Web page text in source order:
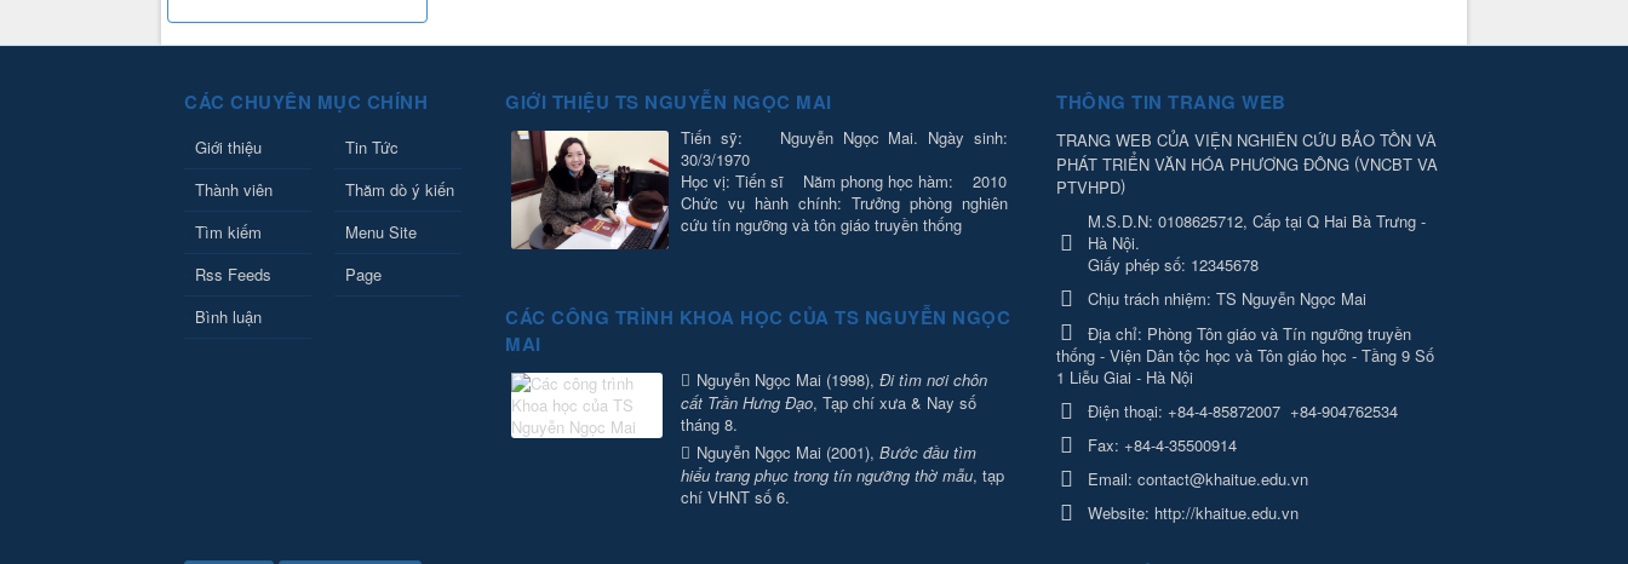
CÁC CHUYÊN MỤC CHÍNH
Giới thiệu
Tin Tức
Thành viên
Thăm dò ý kiến
Tìm kiếm
Menu Site
Rss Feeds
Page
Bình luận
GIỚI THIỆU TS NGUYỄN NGỌC MAI
Tiến sỹ: Nguyễn Ngọc Mai. Ngày sinh:
30/3/1970
Học vị: Tiến sĩ Năm phong học hàm: 2010
Chức vụ hành chính: Trưởng phòng nghiên
cứu tín ngưỡng và tôn giáo truyền thống
CÁC CÔNG TRÌNH KHOA HỌC CỦA TS NGUYỄN NGỌC
MAI
Nguyễn Ngọc Mai (1998), Đi tìm nơi chôn
cất Trần Hưng Đạo, Tạp chí xưa & Nay số
tháng 8.
Nguyễn Ngọc Mai (2001), Bước đầu tìm
hiểu trang phục trong tín ngưỡng thờ mẫu, tạp
chí VHNT số 6.
THÔNG TIN TRANG WEB
TRANG WEB CỦA VIỆN NGHIÊN CỨU BẢO TỒN VÀ
PHÁT TRIỂN VĂN HÓA PHƯƠNG ĐÔNG (VNCBT VA
PTVHPD)
M.S.D.N: 0108625712, Cấp tại Q Hai Bà Trưng -
Hà Nội.
Giấy phép số: 12345678
Chịu trách nhiệm: TS Nguyễn Ngọc Mai
Địa chỉ: Phòng Tôn giáo và Tín ngưỡng truyền
thống - Viện Dân tộc học và Tôn giáo học - Tầng 9 Số
1 Liễu Giai - Hà Nội
Điện thoại: +84-4-85872007 +84-904762534
Fax: +84-4-35500914
Email: contact@khaitue.edu.vn
Website: http://khaitue.edu.vn